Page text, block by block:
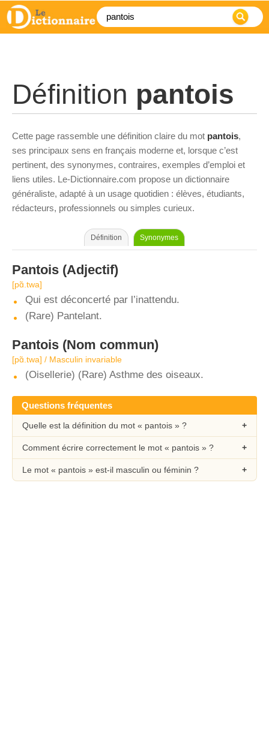
Définition pantois
Cette page rassemble une définition claire du mot pantois,
ses principaux sens en français moderne et, lorsque c’est
pertinent, des synonymes, contraires, exemples d’emploi et
liens utiles. Le-Dictionnaire.com propose un dictionnaire
généraliste, adapté à un usage quotidien : élèves, étudiants,
rédacteurs, professionnels ou simples curieux.
Définition Synonymes
Pantois (Adjectif)
[pɑ̃.twa]
Qui est déconcerté par l’inattendu.
(Rare) Pantelant.
Pantois (Nom commun)
[pɑ̃.twa] / Masculin invariable
(Oisellerie) (Rare) Asthme des oiseaux.
Questions fréquentes
Quelle est la définition du mot « pantois » ?
Comment écrire correctement le mot « pantois » ?
Le mot « pantois » est-il masculin ou féminin ?